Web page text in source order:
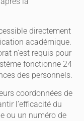
directement
académique.
n’est requis pour
fonctionne 24
des personnels.
coordonnées de
l’efficacité du
ou un numéro de